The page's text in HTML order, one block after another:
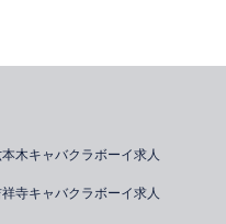
木キャバクラボーイ求人
寺キャバクラボーイ求人